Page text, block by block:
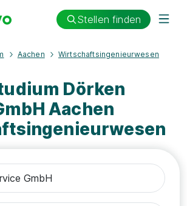
Stellen finden
Aachen Wirtschaftsingenieurwesen
Dörken
Aachen